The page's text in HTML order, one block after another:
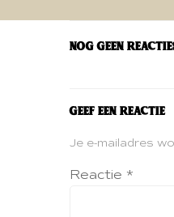
Nog geen
Geef een reactie
Je e-mailadres
Reactie *